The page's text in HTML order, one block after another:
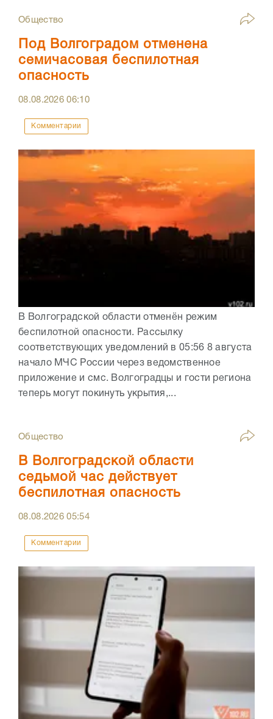
Общество
Под Волгоградом отменена
семичасовая беспилотная
опасность
08.08.202606:10
Комментарии
В Волгоградской области отменён режим
беспилотной опасности. Рассылку
соответствующих уведомлений в 05:56 8 августа
начало МЧС России через ведомственное
приложение и смс. Волгоградцы и гости региона
теперь могут покинуть укрытия,...
Общество
В Волгоградской области
седьмой час действует
беспилотная опасность
08.08.202605:54
Комментарии